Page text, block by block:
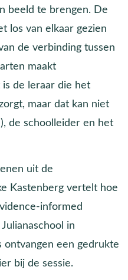
beeld te brengen. De
los van elkaar gezien
de verbinding tussen
maakt
de leraar die het
maar dat kan niet
de schoolleider en het
uit de
Kastenberg vertelt hoe
informed
in
ontvangen een gedrukte
bij de sessie.